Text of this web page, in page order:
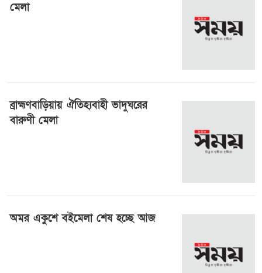
মেলা
ব্রাহ্মণবাড়িয়ায় ঐতিহ্যবাহী ভাদুঘরের
বারুণী মেলা
অমর একুশে বইমেলা শেষ হচ্ছে আজ